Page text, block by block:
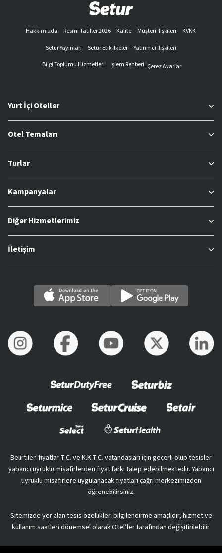
Hakkımızda Resmi Tatiller 2026 Kalite Müşteri İlişkileri
KVKK
Setur Yayınları
Setur Etik İlkeler
Yatırımcı İlişkileri
Bilgi Toplumu Hizmetleri
İşlem Rehberi Çerez Ayarları
Yurt İçi Oteller
Otel Temaları
Turlar
Kampanyalar
Diğer Hizmetlerimiz
İletişim
Belirtilen fiyatlar T.C. ve K.K.T.C. vatandaşları için geçerli olup tesisler
yabancı uyruklu misafirlerden fiyat farkı talep edebilmektedir. Yabancı
uyruklu misafirlere uygulanacak fiyatları çağrı merkezimizden
öğrenebilirsiniz.
Sitemizde yer alan tesis özellikleri bilgilendirme amaçlıdır, hizmet ve
kullanım saatleri dönemsel olarak Otel’ler tarafından değişitirilebilir.